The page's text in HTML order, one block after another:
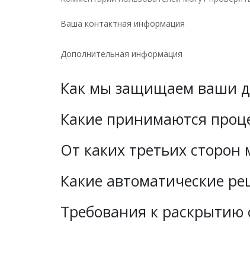
Ваша контактная информация
Дополнительная информация
Как мы защищаем ваши
Какие принимаются
От каких третьих
Какие автоматические
Требования к